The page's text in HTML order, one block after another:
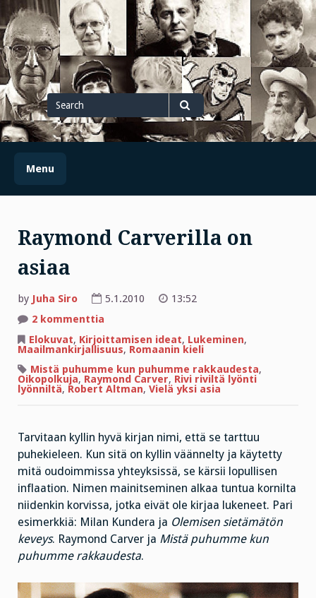
Skip
to
content
Search
for
Search
Menu
Raymond Carverilla on
asiaa
by Juha Siro 5.1.2010
13:52
2 kommenttia
Carverilla
on
asiaa
Elokuvat, Kirjoittamisen ideat, Lukeminen,
Maailmankirjallisuus, Romaanin kieli
Mistä puhumme kun puhumme rakkaudesta,
Oikopolkuja, Raymond Carver, Rivi riviltä lyönti
lyönniltä, Robert Altman, Vielä yksi asia
Tarvitaan kyllin hyvä kirjan nimi, että se tarttuu
puhekieleen. Kun sitä on kyllin väännelty ja käytetty
mitä oudoimmissa yhteyksissä, se kärsii lopullisen
inflaation. Nimen mainitseminen alkaa tuntua kornilta
niidenkin korvissa, jotka eivät ole kirjaa lukeneet. Pari
esimerkkiä: Milan Kundera ja Olemisen sietämätön
keveys. Raymond Carver ja Mistä puhumme kun
puhumme rakkaudesta.